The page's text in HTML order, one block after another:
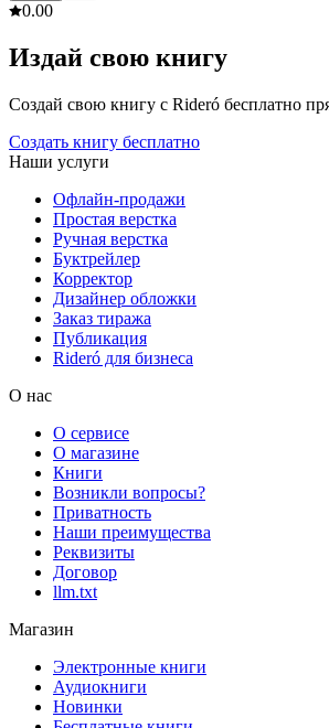
0.00
Издай свою книгу
Создай свою книгу с Rideró бесплатно
Создать книгу бесплатно
Наши услуги
Офлайн-продажи
Простая верстка
Ручная верстка
Буктрейлер
Корректор
Дизайнер обложки
Заказ тиража
Публикация
Rideró для бизнеса
О нас
О сервисе
О магазине
Книги
Возникли вопросы?
Приватность
Наши преимущества
Реквизиты
Договор
llm.txt
Магазин
Электронные книги
Аудиокниги
Новинки